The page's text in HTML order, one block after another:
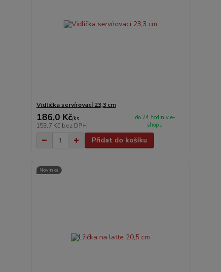
Vidlička servírovací 23,3 cm
186,0 Kč/ks
153,7 Kč bez DPH
do 24 hodin v e-
shopu
Přidat do košíku
Novinka